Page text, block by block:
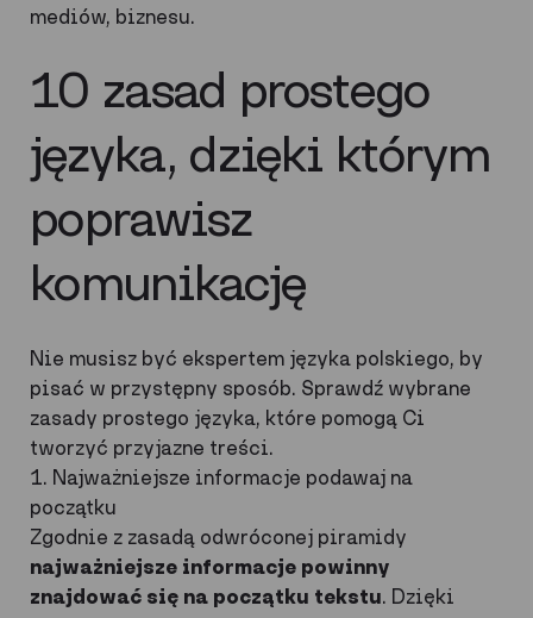
mediów, biznesu.
10 zasad prostego
języka, dzięki którym
poprawisz
komunikację
Nie musisz być ekspertem języka polskiego, by
pisać w przystępny sposób. Sprawdź wybrane
zasady prostego języka, które pomogą Ci
tworzyć przyjazne treści.
1. Najważniejsze informacje podawaj na
początku
Zgodnie z zasadą odwróconej piramidy
najważniejsze informacje powinny
znajdować się na początku tekstu. Dzięki